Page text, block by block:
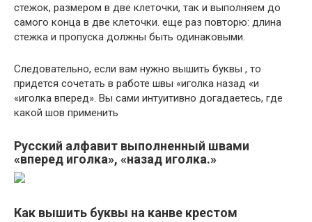
стежок, размером в две клеточки, так и выполняем до
самого конца в две клеточки. еще раз повторю: длина
стежка и пропуска должны быть одинаковыми.
Следовательно, если вам нужно вышить буквы , то
придется сочетать в работе швы «иголка назад «и
«иголка вперед». Вы сами интуитивно догадаетесь, где
какой шов применить
Русский алфавит выполненный швами
«вперед иголка», «назад иголка.»
Как вышить буквы на канве крестом